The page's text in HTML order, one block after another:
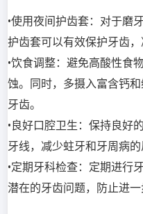
•使用夜间护齿套：对于磨
护齿套可以有效保护牙齿，
•饮食调整：避免高酸性食
蚀。同时，多摄入富含钙
牙齿。
•良好口腔卫生：保持良好
牙线，减少蛀牙和牙周病的
•定期牙科检查：定期进行
潜在的牙齿问题，防止进一